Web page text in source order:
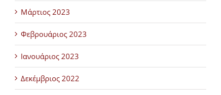
Μάρτιος 2023
Φεβρουάριος 2023
Ιανουάριος 2023
Δεκέμβριος 2022